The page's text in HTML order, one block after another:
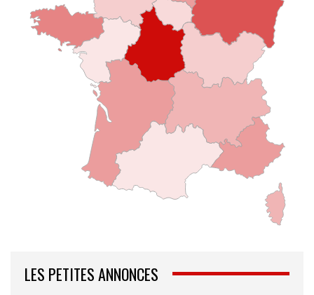
LES PETITES ANNONCES